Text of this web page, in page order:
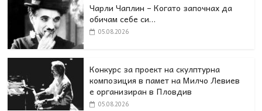
Чарли Чаплин – Когато започнах да
обичам себе си…
05.08.2026
Конкурс за проект на скулптурна
композиция в памет на Милчо Левиев
е организиран в Пловдив
05.08.2026